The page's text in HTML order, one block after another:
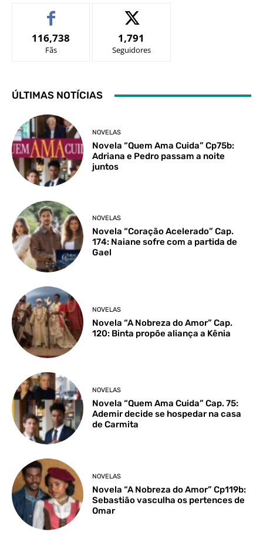
116,738
Fãs
1,791
Seguidores
ÚLTIMAS NOTÍCIAS
NOVELAS
Novela “Quem Ama Cuida” Cp75b:
Adriana e Pedro passam a noite
juntos
NOVELAS
Novela “Coração Acelerado” Cap.
174: Naiane sofre com a partida de
Gael
NOVELAS
Novela “A Nobreza do Amor” Cap.
120: Binta propõe aliança a Kênia
NOVELAS
Novela “Quem Ama Cuida” Cap. 75:
Ademir decide se hospedar na casa
de Carmita
NOVELAS
Novela “A Nobreza do Amor” Cp119b:
Sebastião vasculha os pertences de
Omar